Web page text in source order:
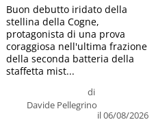
di
Davide Pellegrino
il 06/08/2026
Buon debutto iridato della
stellina della Cogne,
protagonista di una prova
coraggiosa nell'ultima frazione
della seconda batteria della
staffetta mist...